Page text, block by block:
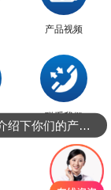
产品视频
联系我们
查看分类
可以介绍下你们的产品么